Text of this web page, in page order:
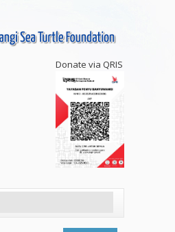
Donate via QRIS